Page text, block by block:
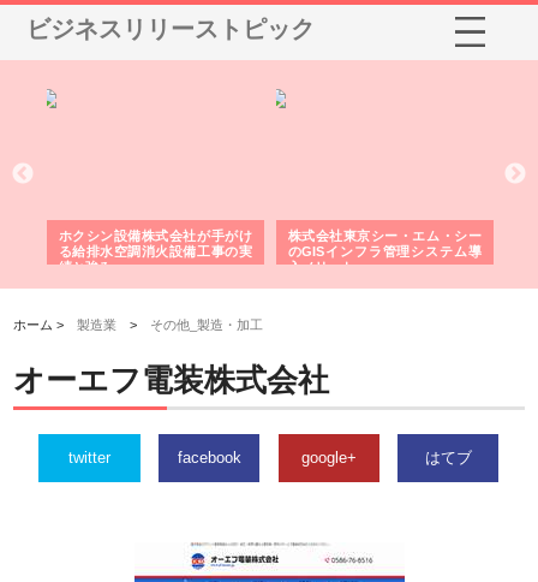
ビジネスリリーストピック
ホクシン設備株式会社が手がけ
る給排水空調消火設備工事の実
績と強み
株式会社東京シー・エム・シー
のGISインフラ管理システム導
入メリット
ホーム >製造業 > その他_製造・加工
オーエフ電装株式会社
twitter facebook google+ はてブ